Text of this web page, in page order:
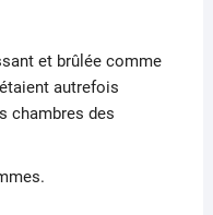
et brûlée comme
autrefois
chambres des